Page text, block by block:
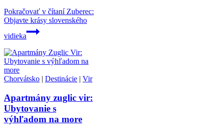
Pokračovať v čítaníZuberec:
Objavte krásy slovenského
vidieka
Chorvátsko | Destinácie | Vir
Apartmány zuglic vir:
Ubytovanie s
výhľadom na more